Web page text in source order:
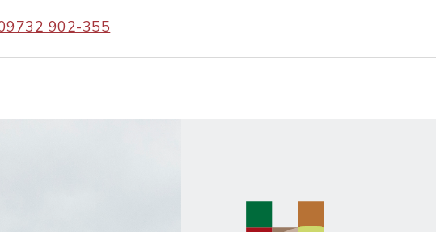
902-355